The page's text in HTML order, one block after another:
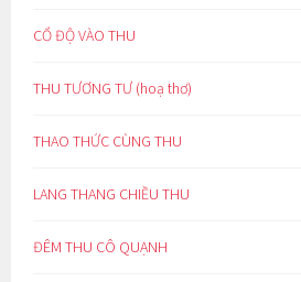
CỔ ĐỘ VÀO THU
THU TƯƠNG TƯ (hoạ thơ)
THAO THỨC CÙNG THU
LANG THANG CHIỀU THU
ĐÊM THU CÔ QUẠNH